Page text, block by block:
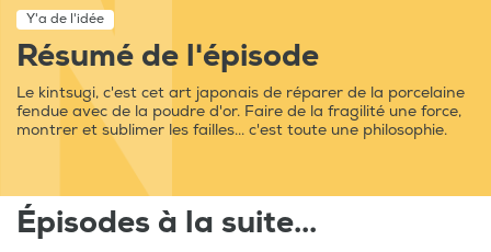
Y'a de l'idée
Résumé de l'épisode
Le kintsugi, c'est cet art japonais de réparer de la porcelaine
fendue avec de la poudre d'or. Faire de la fragilité une force,
montrer et sublimer les failles... c'est toute une philosophie.
Épisodes à la suite...